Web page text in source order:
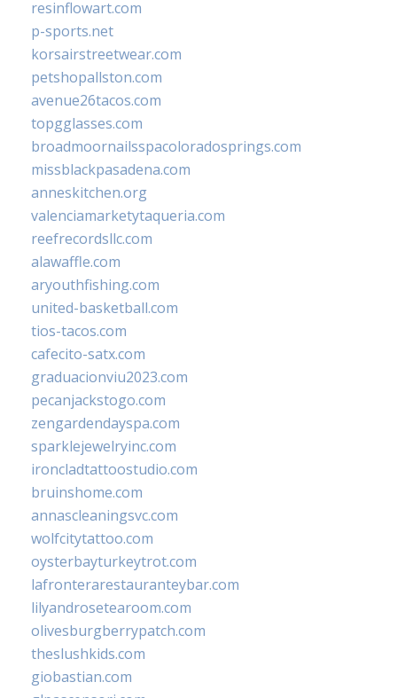
resinflowart.com
p-sports.net
korsairstreetwear.com
petshopallston.com
avenue26tacos.com
topgglasses.com
broadmoornailsspacoloradosprings.com
missblackpasadena.com
anneskitchen.org
valenciamarketytaqueria.com
reefrecordsllc.com
alawaffle.com
aryouthfishing.com
united-basketball.com
tios-tacos.com
cafecito-satx.com
graduacionviu2023.com
pecanjackstogo.com
zengardendayspa.com
sparklejewelryinc.com
ironcladtattoostudio.com
bruinshome.com
annascleaningsvc.com
wolfcitytattoo.com
oysterbayturkeytrot.com
lafronterarestauranteybar.com
lilyandrosetearoom.com
olivesburgberrypatch.com
theslushkids.com
giobastian.com